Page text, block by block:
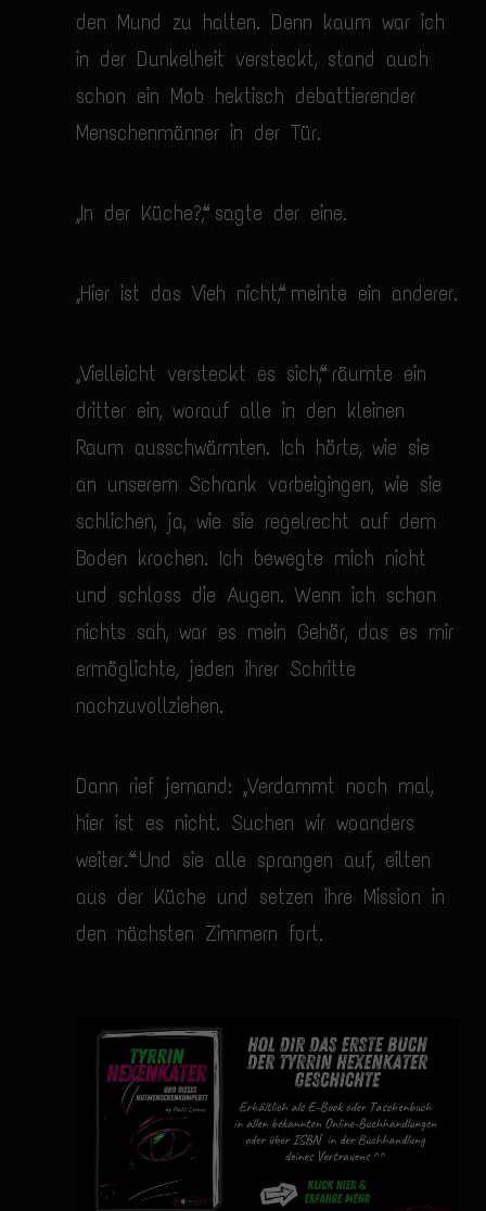
den Mund zu halten. Denn kaum war ich
in der Dunkelheit versteckt, stand auch
schon ein Mob hektisch debattierender
Menschenmänner in der Tür.
„In der Küche?“, sagte der eine.
„Hier ist das Vieh nicht“, meinte ein anderer.
„Vielleicht versteckt es sich“, räumte ein
dritter ein, worauf alle in den kleinen
Raum ausschwärmten. Ich hörte, wie sie
an unserem Schrank vorbeigingen, wie sie
schlichen, ja, wie sie regelrecht auf dem
Boden krochen. Ich bewegte mich nicht
und schloss die Augen. Wenn ich schon
nichts sah, war es mein Gehör, das es mir
ermöglichte, jeden ihrer Schritte
nachzuvollziehen.
Dann rief jemand: „Verdammt noch mal,
hier ist es nicht. Suchen wir woanders
weiter.“ Und sie alle sprangen auf, eilten
aus der Küche und setzen ihre Mission in
den nächsten Zimmern fort.